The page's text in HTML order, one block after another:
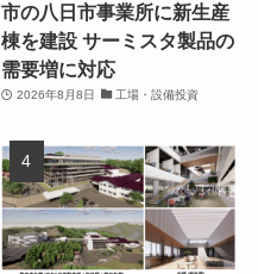
市の八日市事業所に新生産
棟を建設 サーミスタ製品の
需要増に対応
2026年8月8日 工場・設備投資